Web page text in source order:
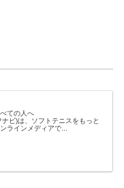
するすべての人へ
ビ)は、ソフトテニスをもっと
ラインメディアで...